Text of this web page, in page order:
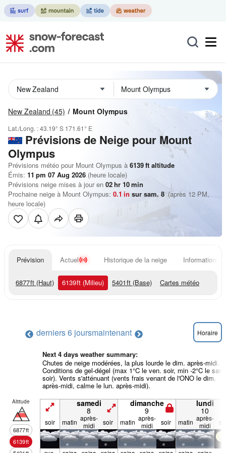
New Zealand (45) Mount Olympus
Lat./Long. :43.19° S 171.61° E
Prévisions de Neige pour Mount
Olympus
Prévisions météo pour Mount Olympus à 6139ft altitude
Émis: 11 pm 07 Aug 2026 (heure locale)
Prévisions neige mises à jour en 02hr 10min
Prochaine neige à Mount Olympus: 0.1 in sur sam. 8 (après 12 PM,
heure locale)
Prévision Actuel Historique de la neige Informations
6877ft (Haut) 6139ft (Milieu) 5401ft (Base) Cartes météo
derniers 6 joursmaintenant Horaire
Next 4 days weather summary:
Chutes de neige modérées, la plus lourde le dim. après-midi.
Conditions de gel-dégel (max 1°C le ven. soir, min -2°C le sam.
soir). Vents s'atténuant (vents frais venant de l'ONO le dim.
après-midi, calme le lun. après-midi).
Altitude
6877ft
6139ft
samedi
8
dimanche
9
lundi
10
soir matin après-
midi
soir matin après-
midi
soir matin après-
midi